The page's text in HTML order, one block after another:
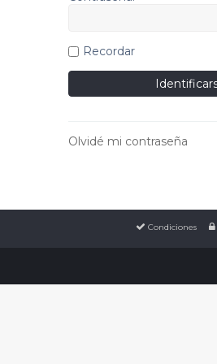
Recordar
Olvidé mi contraseña
Condiciones